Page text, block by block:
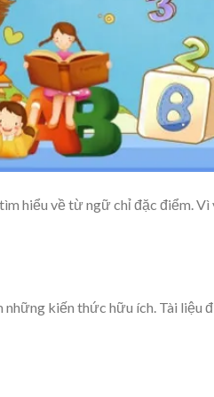
hiểu về từ ngữ chỉ đặc điểm. Vì
kiến thức hữu ích. Tài liệu